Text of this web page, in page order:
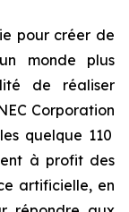
pour créer de
monde plus
de réaliser
Corporation
quelque 110
à profit des
artificielle, en